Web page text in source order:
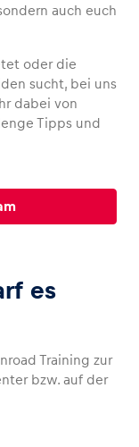
auch euch
oder die
sucht, bei uns
dabei von
Tipps und
es
Training zur
bzw. auf der